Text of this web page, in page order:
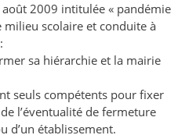
2009 intitulée « pandémie
scolaire et conduite à
sa hiérarchie et la mairie
seuls compétents pour fixer
l’éventualité de fermeture
d’un établissement.